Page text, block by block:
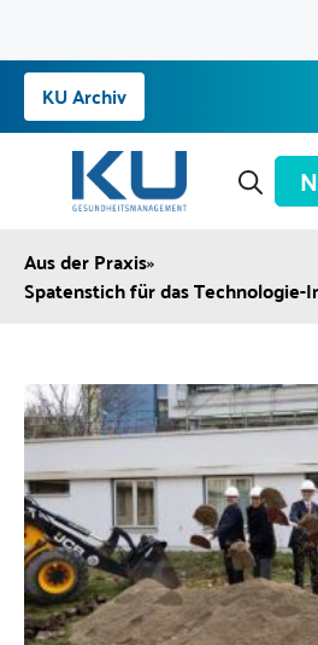
Zum
Inhalt
springen
KU Archiv
Aus der Praxis»
Spatenstich für das Technologie-